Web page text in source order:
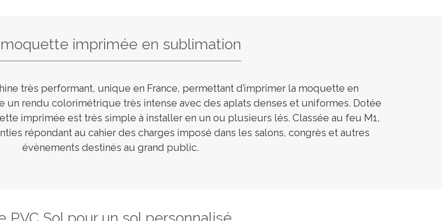
imprimée en sublimation
très performant, unique en France, permettant d’imprimer la moquette en
un rendu colorimétrique très intense avec des aplats denses et uniformes. Dotée
imprimée est très simple à installer en un ou plusieurs lés. Classée au feu M1,
répondant au cahier des charges imposé dans les salons, congrès et autres
évènements destinés au grand public.